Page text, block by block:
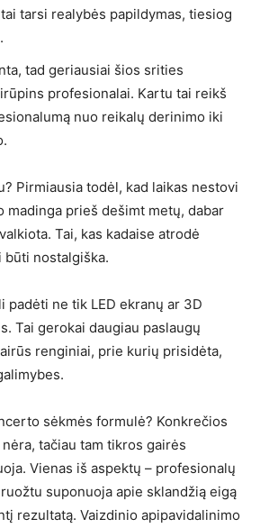
tarsi realybės papildymas, tiesiog
tad geriausiai šios srities
profesionalai. Kartu tai reikš
nuo reikalų derinimo iki
Pirmiausia todėl, kad laikas nestovi
madinga prieš dešimt metų, dabar
Tai, kas kadaise atrodė
būti nostalgiška.
padėti ne tik LED ekranų ar 3D
Tai gerokai daugiau paslaugų
renginiai, prie kurių prisidėta,
sėkmės formulė? Konkrečios
tačiau tam tikros gairės
Vienas iš aspektų – profesionalų
suponuoja apie sklandžią eigą
rezultatą. Vaizdinio apipavidalinimo